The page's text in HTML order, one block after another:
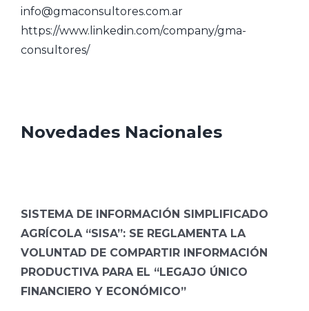
info@gmaconsultores.com.ar
https://www.linkedin.com/company/gma-
consultores/
Novedades Nacionales
SISTEMA DE INFORMACIÓN SIMPLIFICADO
AGRÍCOLA “SISA”: SE REGLAMENTA LA
VOLUNTAD DE COMPARTIR INFORMACIÓN
PRODUCTIVA PARA EL “LEGAJO ÚNICO
FINANCIERO Y ECONÓMICO”